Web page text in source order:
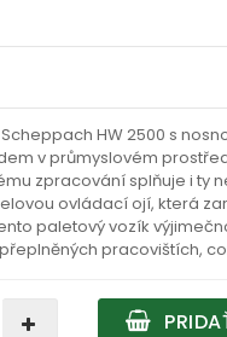
HW 2500 s
v průmyslovém
zpracování splňuje i ty
ovládací ojí, která
paletový vozík
pracovištích,